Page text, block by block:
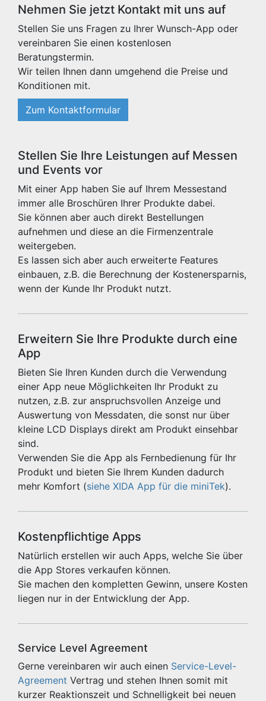
Nehmen Sie jetzt Kontakt mit uns auf
Stellen Sie uns Fragen zu Ihrer Wunsch-App oder
vereinbaren Sie einen kostenlosen
Beratungstermin.
Wir teilen Ihnen dann umgehend die Preise und
Konditionen mit.
Zum Kontaktformular
Stellen Sie Ihre Leistungen auf Messen
und Events vor
Mit einer App haben Sie auf Ihrem Messestand
immer alle Broschüren Ihrer Produkte dabei.
Sie können aber auch direkt Bestellungen
aufnehmen und diese an die Firmenzentrale
weitergeben.
Es lassen sich aber auch erweiterte Features
einbauen, z.B. die Berechnung der Kostenersparnis,
wenn der Kunde Ihr Produkt nutzt.
Erweitern Sie Ihre Produkte durch eine
App
Bieten Sie Ihren Kunden durch die Verwendung
einer App neue Möglichkeiten Ihr Produkt zu
nutzen, z.B. zur anspruchsvollen Anzeige und
Auswertung von Messdaten, die sonst nur über
kleine LCD Displays direkt am Produkt einsehbar
sind.
Verwenden Sie die App als Fernbedienung für Ihr
Produkt und bieten Sie Ihrem Kunden dadurch
mehr Komfort (siehe XIDA App für die miniTek).
Kostenpflichtige Apps
Natürlich erstellen wir auch Apps, welche Sie über
die App Stores verkaufen können.
Sie machen den kompletten Gewinn, unsere Kosten
liegen nur in der Entwicklung der App.
Service Level Agreement
Gerne vereinbaren wir auch einen Service-Level-
Agreement Vertrag und stehen Ihnen somit mit
kurzer Reaktionszeit und Schnelligkeit bei neuen